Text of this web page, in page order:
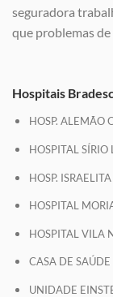
seguradora
que problemas
Hospitais
HOSP. ALEMÃO
HOSPITAL SÍRIO
HOSP.
HOSPITAL
HOSPITAL VILA
CASA DE
UNIDADE